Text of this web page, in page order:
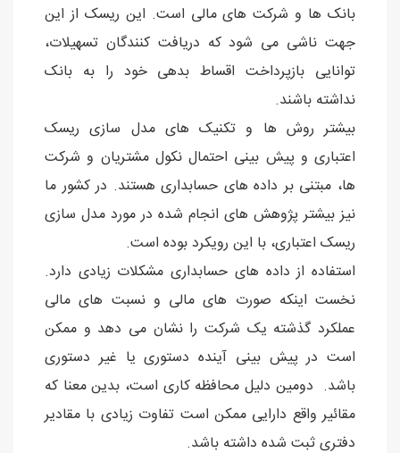
بانک ها و شرکت های مالی است. این ریسک از این
جهت ناشی می شود که دریافت کنندگان تسهیلات،
توانایی بازپرداخت اقساط بدهی خود را به بانک
نداشته باشند.
بیشتر روش ها و تکنیک های مدل سازی ریسک
اعتباری و پیش بینی احتمال نکول مشتریان و شرکت
ها، مبتنی بر داده های حسابداری هستند. در کشور ما
نیز بیشتر پژوهش های انجام شده در مورد مدل سازی
ریسک اعتباری، با این رویکرد بوده است.
استفاده از داده های حسابداری مشکلات زیادی دارد.
نخست اینکه صورت های مالی و نسبت های مالی
عملکرد گذشته یک شرکت را نشان می دهد و ممکن
است در پیش بینی آینده دستوری یا غیر دستوری
باشد. دومین دلیل محافظه کاری است، بدین معنا که
مقائیر واقع دارایی ممکن است تفاوت زیادی با مقادیر
دفتری ثبت شده داشته باشد.